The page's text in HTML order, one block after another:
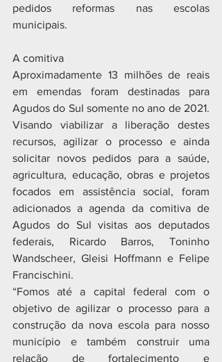
pedidos reformas nas escolas
municipais.
A comitiva
Aproximadamente 13 milhões de reais
em emendas foram destinadas para
Agudos do Sul somente no ano de 2021.
Visando viabilizar a liberação destes
recursos, agilizar o processo e ainda
solicitar novos pedidos para a saúde,
agricultura, educação, obras e projetos
focados em assistência social, foram
adicionados a agenda da comitiva de
Agudos do Sul visitas aos deputados
federais, Ricardo Barros, Toninho
Wandscheer, Gleisi Hoffmann e Felipe
Francischini.
“Fomos até a capital federal com o
objetivo de agilizar o processo para a
construção da nova escola para nosso
município e também construir uma
relação de fortalecimento e